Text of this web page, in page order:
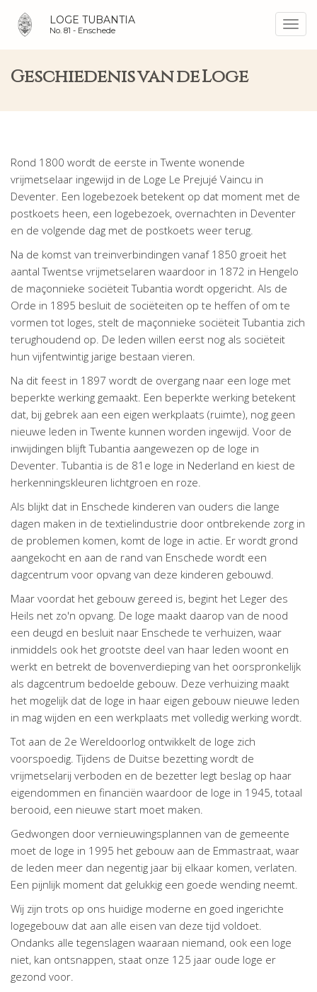
LOGE TUBANTIA
No. 81 - Enschede
Geschiedenis van de Loge
Rond 1800 wordt de eerste in Twente wonende
vrijmetselaar ingewijd in de Loge Le Prejujé Vaincu in
Deventer. Een logebezoek betekent op dat moment met de
postkoets heen, een logebezoek, overnachten in Deventer
en de volgende dag met de postkoets weer terug.
Na de komst van treinverbindingen vanaf 1850 groeit het
aantal Twentse vrijmetselaren waardoor in 1872 in Hengelo
de maçonnieke sociëteit Tubantia wordt opgericht. Als de
Orde in 1895 besluit de sociëteiten op te heffen of om te
vormen tot loges, stelt de maçonnieke sociëteit Tubantia zich
terughoudend op. De leden willen eerst nog als sociëteit
hun vijfentwintig jarige bestaan vieren.
Na dit feest in 1897 wordt de overgang naar een loge met
beperkte werking gemaakt. Een beperkte werking betekent
dat, bij gebrek aan een eigen werkplaats (ruimte), nog geen
nieuwe leden in Twente kunnen worden ingewijd. Voor de
inwijdingen blijft Tubantia aangewezen op de loge in
Deventer. Tubantia is de 81e loge in Nederland en kiest de
herkenningskleuren lichtgroen en roze.
Als blijkt dat in Enschede kinderen van ouders die lange
dagen maken in de textielindustrie door ontbrekende zorg in
de problemen komen, komt de loge in actie. Er wordt grond
aangekocht en aan de rand van Enschede wordt een
dagcentrum voor opvang van deze kinderen gebouwd.
Maar voordat het gebouw gereed is, begint het Leger des
Heils net zo'n opvang. De loge maakt daarop van de nood
een deugd en besluit naar Enschede te verhuizen, waar
inmiddels ook het grootste deel van haar leden woont en
werkt en betrekt de bovenverdieping van het oorspronkelijk
als dagcentrum bedoelde gebouw. Deze verhuizing maakt
het mogelijk dat de loge in haar eigen gebouw nieuwe leden
in mag wijden en een werkplaats met volledig werking wordt.
Tot aan de 2e Wereldoorlog ontwikkelt de loge zich
voorspoedig. Tijdens de Duitse bezetting wordt de
vrijmetselarij verboden en de bezetter legt beslag op haar
eigendommen en financiën waardoor de loge in 1945, totaal
berooid, een nieuwe start moet maken.
Gedwongen door vernieuwingsplannen van de gemeente
moet de loge in 1995 het gebouw aan de Emmastraat, waar
de leden meer dan negentig jaar bij elkaar komen, verlaten.
Een pijnlijk moment dat gelukkig een goede wending neemt.
Wij zijn trots op ons huidige moderne en goed ingerichte
logegebouw dat aan alle eisen van deze tijd voldoet.
Ondanks alle tegenslagen waaraan niemand, ook een loge
niet, kan ontsnappen, staat onze 125 jaar oude loge er
gezond voor.